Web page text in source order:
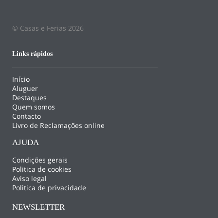
© Casas e Ferias 2026
Links rápidos
Início
Aluguer
Destaques
Quem somos
Contacto
Livro de Reclamações online
AJUDA
Condições gerais
Politica de cookies
Aviso legal
Politica de privacidade
NEWSLETTER